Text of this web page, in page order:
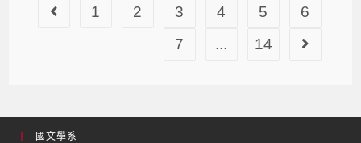
1 2 3 4 5
6
7
... 14
國文學系